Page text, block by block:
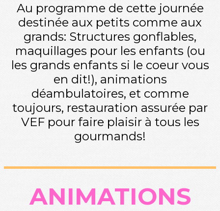
Au programme de cette journée
destinée aux petits comme aux
grands: Structures gonflables,
maquillages pour les enfants (ou
les grands enfants si le coeur vous
en dit!), animations
déambulatoires, et comme
toujours, restauration assurée par
VEF pour faire plaisir à tous les
gourmands!
ANIMATIONS